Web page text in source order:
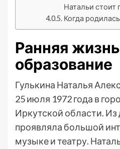
Натальи стоит
Когда
Ранняя
образование
Гулькина Наталья
25 июля 1972 года в
Иркутской области. Из
проявляла большой
музыке и театру.